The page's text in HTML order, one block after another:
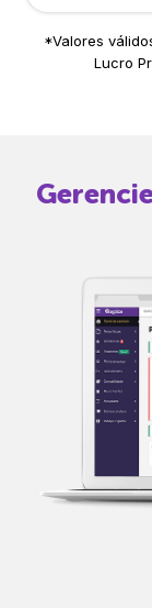
*Valores
Lucro